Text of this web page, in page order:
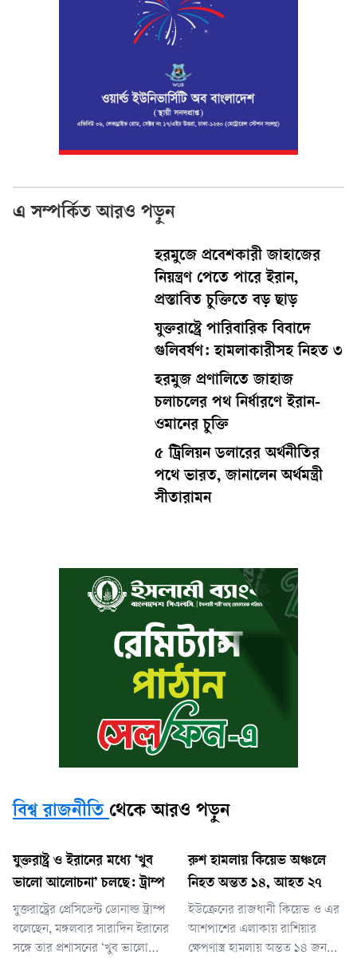
এ সম্পর্কিত আরও পড়ুন
হরমুজে প্রবেশকারী জাহাজের
নিয়ন্ত্রণ পেতে পারে ইরান,
প্রস্তাবিত চুক্তিতে বড় ছাড়
যুক্তরাষ্ট্রে পারিবারিক বিবাদে
গুলিবর্ষণ: হামলাকারীসহ নিহত ৩
হরমুজ প্রণালিতে জাহাজ
চলাচলের পথ নির্ধারণে ইরান-
ওমানের চুক্তি
৫ ট্রিলিয়ন ডলারের অর্থনীতির
পথে ভারত, জানালেন অর্থমন্ত্রী
সীতারামন
বিশ্ব রাজনীতি থেকে আরও পড়ুন
যুক্তরাষ্ট্র ও ইরানের মধ্যে ‘খুব
ভালো আলোচনা’ চলছে: ট্রাম্প
যুক্তরাষ্ট্রের প্রেসিডেন্ট ডোনাল্ড ট্রাম্প
বলেছেন, মঙ্গলবার সারাদিন ইরানের
সঙ্গে তার প্রশাসনের ‘খুব ভালো
রুশ হামলায় কিয়েভ অঞ্চলে
নিহত অন্তত ১৪, আহত ২৭
ইউক্রেনের রাজধানী কিয়েভ ও এর
আশপাশের এলাকায় রাশিয়ার
ক্ষেপণাস্ত্র হামলায় অন্তত ১৪ জন